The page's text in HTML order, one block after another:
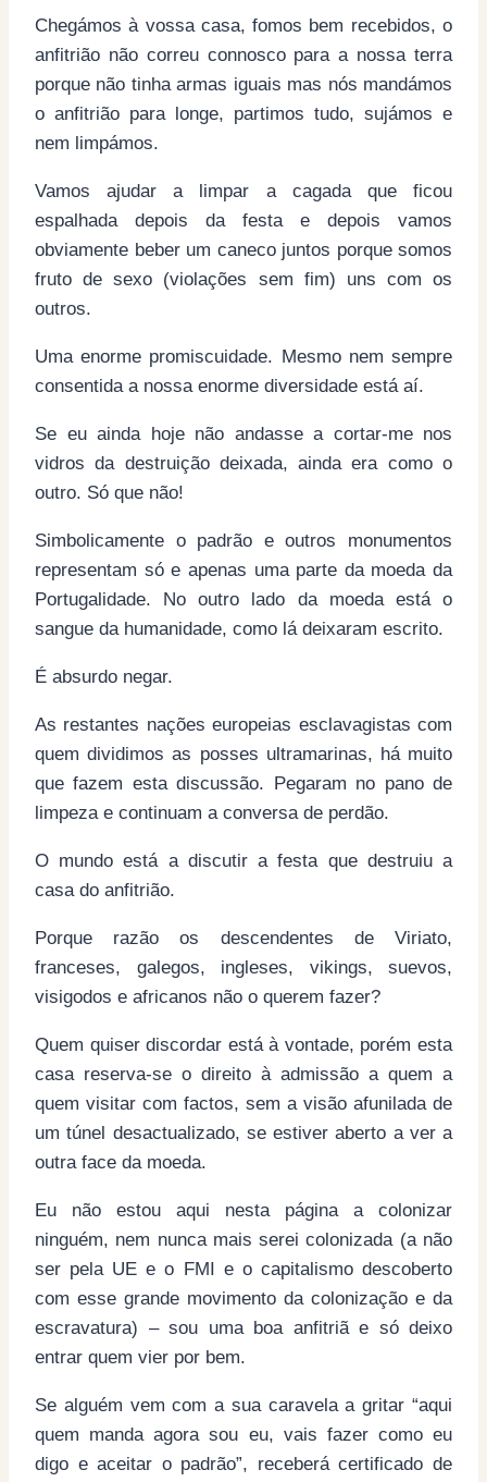
Chegámos à vossa casa, fomos bem recebidos, o
anfitrião não correu connosco para a nossa terra
porque não tinha armas iguais mas nós mandámos
o anfitrião para longe, partimos tudo, sujámos e
nem limpámos.
Vamos ajudar a limpar a cagada que ficou
espalhada depois da festa e depois vamos
obviamente beber um caneco juntos porque somos
fruto de sexo (violações sem fim) uns com os
outros.
Uma enorme promiscuidade. Mesmo nem sempre
consentida a nossa enorme diversidade está aí.
Se eu ainda hoje não andasse a cortar-me nos
vidros da destruição deixada, ainda era como o
outro. Só que não!
Simbolicamente o padrão e outros monumentos
representam só e apenas uma parte da moeda da
Portugalidade. No outro lado da moeda está o
sangue da humanidade, como lá deixaram escrito.
É absurdo negar.
As restantes nações europeias esclavagistas com
quem dividimos as posses ultramarinas, há muito
que fazem esta discussão. Pegaram no pano de
limpeza e continuam a conversa de perdão.
O mundo está a discutir a festa que destruiu a
casa do anfitrião.
Porque razão os descendentes de Viriato,
franceses, galegos, ingleses, vikings, suevos,
visigodos e africanos não o querem fazer?
Quem quiser discordar está à vontade, porém esta
casa reserva-se o direito à admissão a quem a
quem visitar com factos, sem a visão afunilada de
um túnel desactualizado, se estiver aberto a ver a
outra face da moeda.
Eu não estou aqui nesta página a colonizar
ninguém, nem nunca mais serei colonizada (a não
ser pela UE e o FMI e o capitalismo descoberto
com esse grande movimento da colonização e da
escravatura) – sou uma boa anfitriã e só deixo
entrar quem vier por bem.
Se alguém vem com a sua caravela a gritar “aqui
quem manda agora sou eu, vais fazer como eu
digo e aceitar o padrão”, receberá certificado de